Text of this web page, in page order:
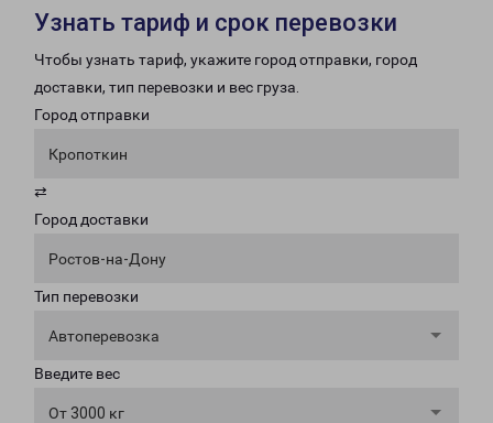
Узнать тариф и срок перевозки
Чтобы узнать тариф, укажите город отправки, город
доставки, тип перевозки и вес груза.
Город отправки
Кропоткин
⇄
Город доставки
Ростов-на-Дону
Тип перевозки
Автоперевозка
Введите вес
От 3000 кг